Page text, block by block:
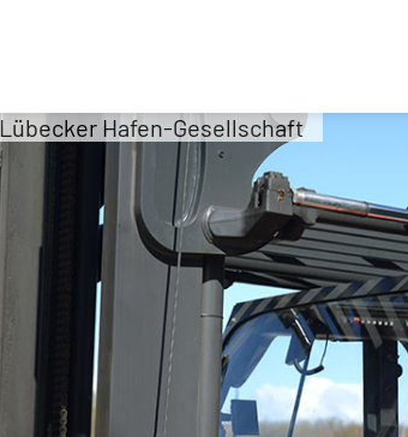
Lübecker Hafen-Gesellschaft